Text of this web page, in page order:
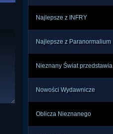
się
do
Najlepsze z INFRY
Najlepsze z Paranormalium
Nieznany Świat przedstawia
Nowości Wydawnicze
Oblicza Nieznanego